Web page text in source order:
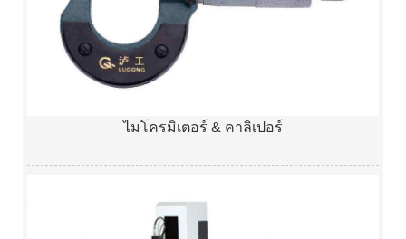
ไมโครมิเตอร์ & คาลิเปอร์